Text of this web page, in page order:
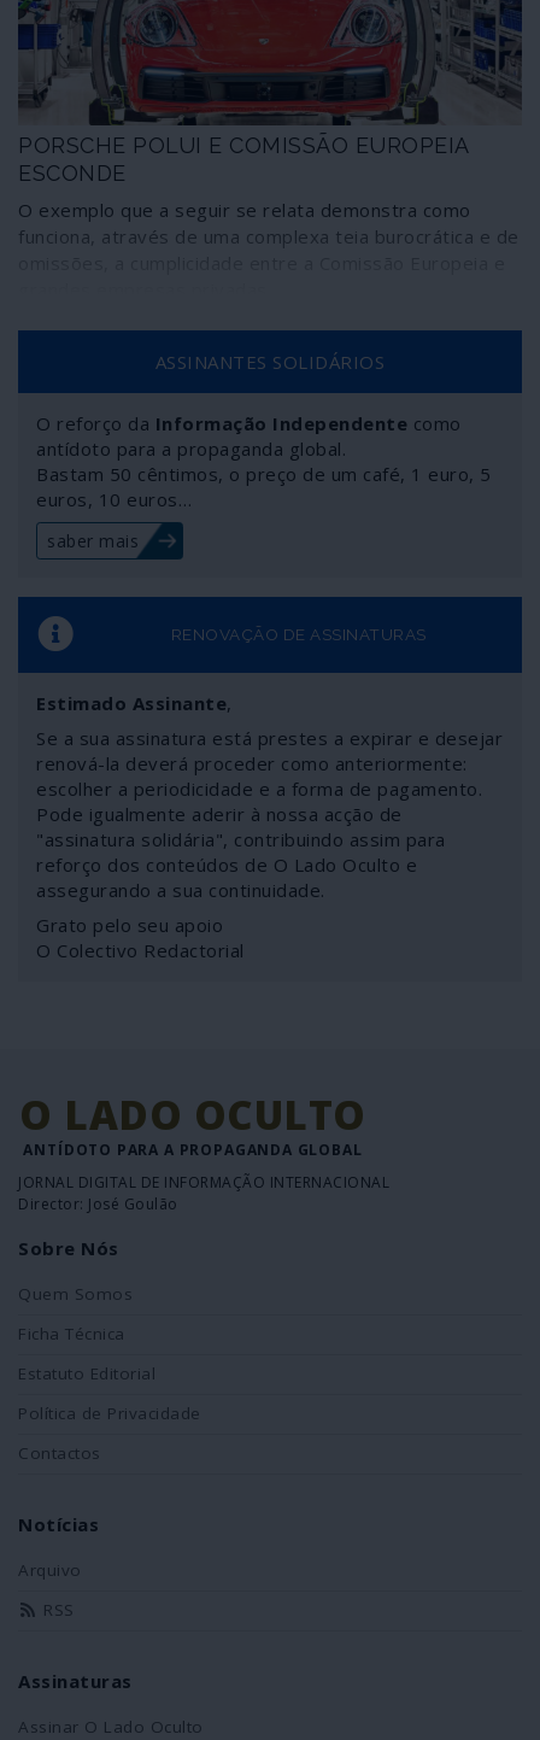
PORSCHE POLUI E COMISSÃO EUROPEIA
ESCONDE
O exemplo que a seguir se relata demonstra como
funciona, através de uma complexa teia burocrática e de
ASSINANTES SOLIDÁRIOS
O reforço da Informação Independente como
antídoto para a propaganda global.
Bastam 50 cêntimos, o preço de um café, 1 euro, 5
euros, 10 euros…
saber mais
RENOVAÇÃO DE ASSINATURAS
Estimado Assinante,
Se a sua assinatura está prestes a expirar e desejar
renová-la deverá proceder como anteriormente:
escolher a periodicidade e a forma de pagamento.
Pode igualmente aderir à nossa acção de
"assinatura solidária", contribuindo assim para
reforço dos conteúdos de O Lado Oculto e
assegurando a sua continuidade.
Grato pelo seu apoio
O Colectivo Redactorial
O LADO OCULTO
ANTÍDOTO PARA A PROPAGANDA GLOBAL
JORNAL DIGITAL DE INFORMAÇÃO INTERNACIONAL
Director: José Goulão
Sobre Nós
Quem Somos
Ficha Técnica
Estatuto Editorial
Política de Privacidade
Contactos
Notícias
Arquivo
RSS
Assinaturas
Assinar O Lado Oculto